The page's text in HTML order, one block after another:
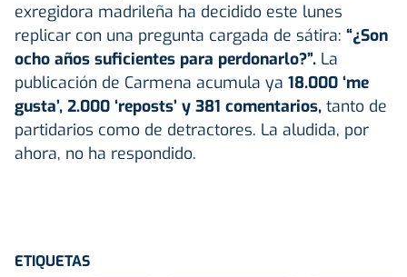
exregidora madrileña ha decidido este lunes
replicar con una pregunta cargada de sátira: “¿Son
ocho años suficientes para perdonarlo?”. La
publicación de Carmena acumula ya 18.000 ‘me
gusta’, 2.000 ‘reposts’ y 381 comentarios, tanto de
partidarios como de detractores. La aludida, por
ahora, no ha respondido.
ETIQUETAS